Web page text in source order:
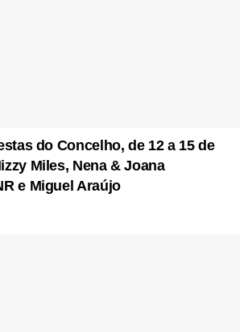
do Concelho, de 12 a 15 de
Miles, Nena & Joana
e Miguel Araújo